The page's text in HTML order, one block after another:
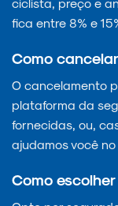
fica entre 8% e
Como
O cancelamento
plataforma da
fornecidas, ou,
ajudamos você
Como